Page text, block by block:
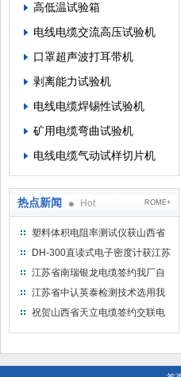
高低温试验箱
电线电缆交流高压试验机
口罩超声波打耳带机
剥离能力试验机
电线电缆焊锡性试验机
矿用电缆弯曲试验机
电线电缆气动试样切片机
热点新闻 Hot ROME+
塑料体积电阻率测试仪获山西省
水利机械厂选用
DH-300直读式电子密度计获江苏
省苏州市安信塑业选用
江苏省南瑞银龙电缆签约我厂自
然换气老化箱等电缆检测设备
江苏省中认英泰检测技术选用我
厂自然换气老化试验箱
祝贺山西省天立电缆签约交联电